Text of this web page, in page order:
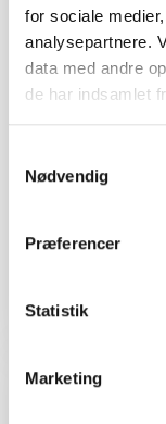
for sociale
analysepartnere.
data med andre
de har indsamlet
Nødvendig
Præferencer
Statistik
Marketing
Åbent Hus: 07/08/
Sejlklubvej 1B